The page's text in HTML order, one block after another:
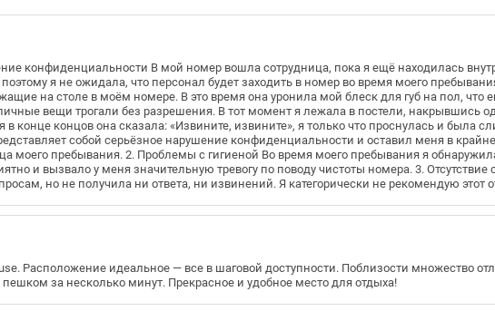
конфиденциальности В мой номер вошла сотрудница, пока я ещё находилась
я не ожидала, что персонал будет заходить в номер во время моего
на столе в моём номере. В это время она уронила мой блеск для губ на пол, что
вещи трогали без разрешения. В тот момент я лежала в постели, накрывшись
в конце концов она сказала: «Извините, извините», я только что проснулась и была
собой серьёзное нарушение конфиденциальности и оставил меня в крайне
моего пребывания. 2. Проблемы с гигиеной Во время моего пребывания я
и вызвало у меня значительную тревогу по поводу чистоты номера. 3. Отсутствие
но не получила ни ответа, ни извинений. Я категорически не рекомендую этот
Расположение идеальное — все в шаговой доступности. Поблизости множество
за несколько минут. Прекрасное и удобное место для отдыха!